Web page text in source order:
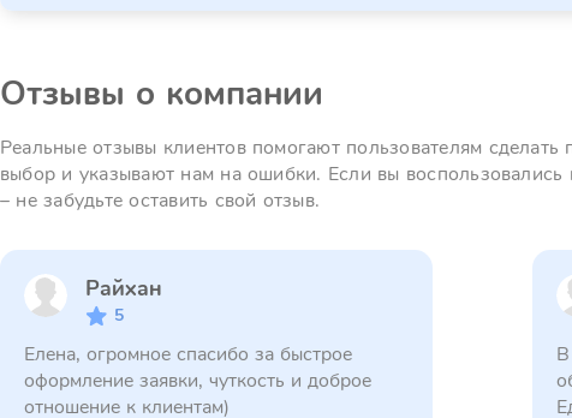
Отзывы о компании
Реальные отзывы клиентов помогают пользователям сделать
выбор и указывают нам на ошибки. Если вы воспользовались
– не забудьте оставить свой отзыв.
Райхан
5
Елена, огромное спасибо за быстрое
оформление заявки, чуткость и доброе
отношение к клиентам)